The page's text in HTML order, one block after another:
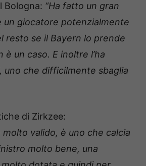
Bologna: “Ha fatto un gran
un giocatore potenzialmente
resto se il Bayern lo prende
è un caso. E inoltre l’ha
uno che difficilmente sbaglia
di Zirkzee:
molto valido, è uno che calcia
molto bene, una